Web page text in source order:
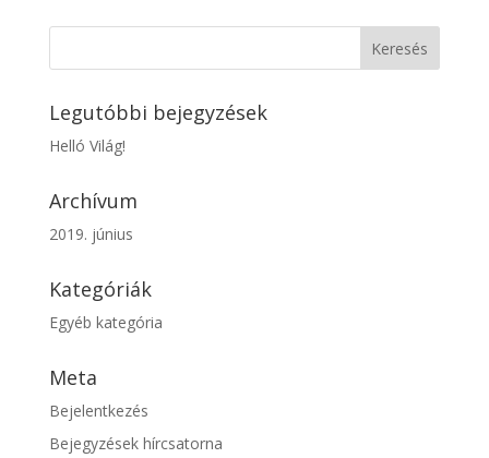
Legutóbbi bejegyzések
Helló Világ!
Archívum
2019. június
Kategóriák
Egyéb kategória
Meta
Bejelentkezés
Bejegyzések hírcsatorna